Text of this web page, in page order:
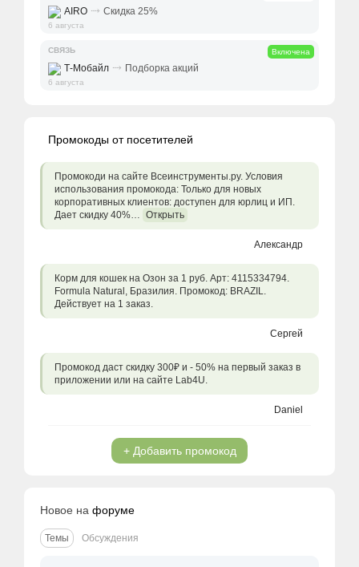
AIRO ⤑ Скидка 25%
6 августа
СВЯЗЬ Включена
Т-Мобайл ⤑ Подборка акций
6 августа
Промокоды от посетителей
Промокоди на сайте Всеинструменты.ру. Условия
использования промокода: Только для новых
корпоративных клиентов: доступен для юрлиц и ИП.
Дает скидку 40%… Открыть
Александр
Корм для кошек на Озон за 1 руб. Арт: 4115334794.
Formula Natural, Бразилия. Промокод: BRAZIL.
Действует на 1 заказ.
Сергей
Промокод даст скидку 300₽ и - 50% на первый заказ в
приложении или на сайте Lab4U.
Daniel
+ Добавить промокод
Новое на форуме
Темы Обсуждения